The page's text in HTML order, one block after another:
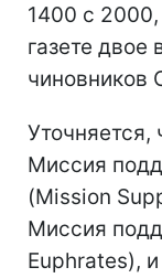
1400 с
газете двое
чиновников
Уточняется,
Миссия
(Mission
Миссия
Euphrates),